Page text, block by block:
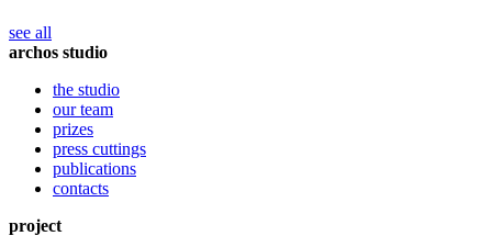
see all
archos studio
the studio
our team
prizes
press cuttings
publications
contacts
project